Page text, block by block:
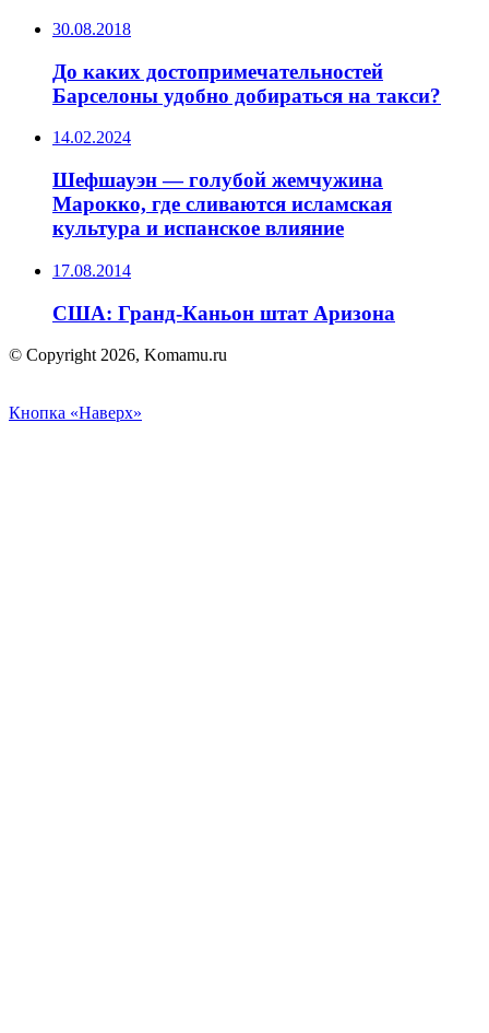
30.08.2018
До каких достопримечательностей
Барселоны удобно добираться на такси?
14.02.2024
Шефшауэн — голубой жемчужина
Марокко, где сливаются исламская
культура и испанское влияние
17.08.2014
США: Гранд-Каньон штат Аризона
© Copyright 2026, Komamu.ru
Кнопка «Наверх»